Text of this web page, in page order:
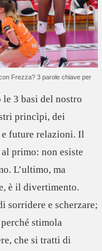
Frezza? 3 parole chiave per
le 3 basi del nostro
princìpi, dei
future relazioni. Il
primo: non esiste
L’ultimo, ma
è il divertimento.
sorridere e scherzare;
stimola
che si tratti di